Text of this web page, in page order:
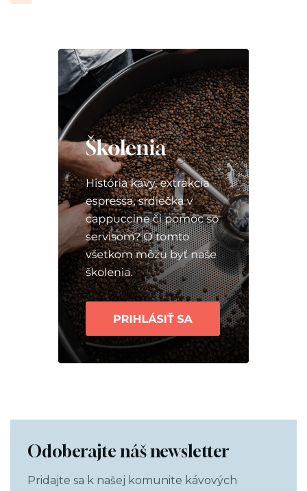
Odoberajte náš newsletter
Pridajte sa k našej komunite kávových